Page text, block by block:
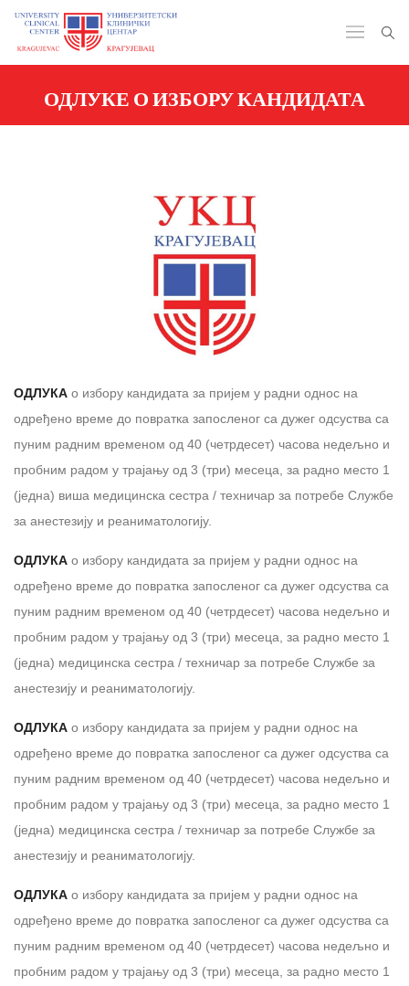
ОДЛУКЕ О ИЗБОРУ КАНДИДАТА
ОДЛУКА о избору кандидата за пријем у радни однос на
одређено време до повратка запосленог са дужег одсуства са
пуним радним временом од 40 (четрдесет) часова недељно и
пробним радом у трајању од 3 (три) месеца, за раднo местo 1
(једна) виша медицинска сестра / техничар за потребе Службе
за анестезију и реаниматологију.
ОДЛУКА о избору кандидата за пријем у радни однос на
одређено време до повратка запосленог са дужег одсуства са
пуним радним временом од 40 (четрдесет) часова недељно и
пробним радом у трајању од 3 (три) месеца, за раднo местo 1
(једна) медицинска сестра / техничар за потребе Службе за
анестезију и реаниматологију.
ОДЛУКА о избору кандидата за пријем у радни однос на
одређено време до повратка запосленог са дужег одсуства са
пуним радним временом од 40 (четрдесет) часова недељно и
пробним радом у трајању од 3 (три) месеца, за раднo местo 1
(једна) медицинска сестра / техничар за потребе Службе за
анестезију и реаниматологију.
ОДЛУКА о избору кандидата за пријем у радни однос на
одређено време до повратка запосленог са дужег одсуства са
пуним радним временом од 40 (четрдесет) часова недељно и
пробним радом у трајању од 3 (три) месеца, за раднo местo 1